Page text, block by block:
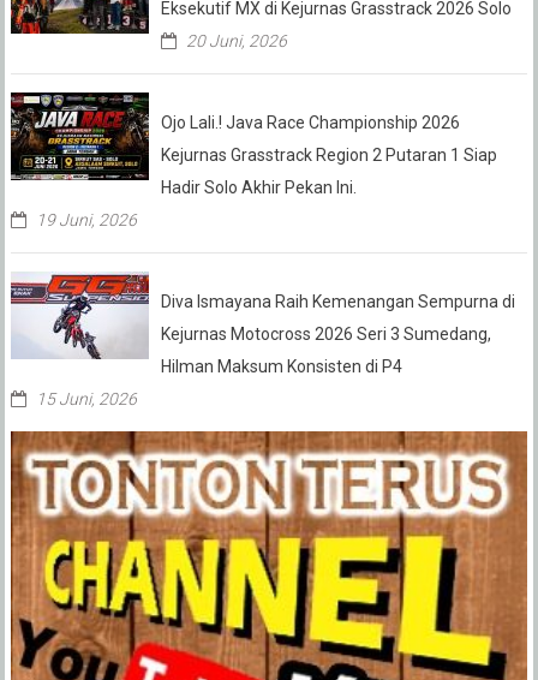
Eksekutif MX di Kejurnas Grasstrack 2026 Solo
20 Juni, 2026
Ojo Lali.! Java Race Championship 2026
Kejurnas Grasstrack Region 2 Putaran 1 Siap
Hadir Solo Akhir Pekan Ini.
19 Juni, 2026
Diva Ismayana Raih Kemenangan Sempurna di
Kejurnas Motocross 2026 Seri 3 Sumedang,
Hilman Maksum Konsisten di P4
15 Juni, 2026